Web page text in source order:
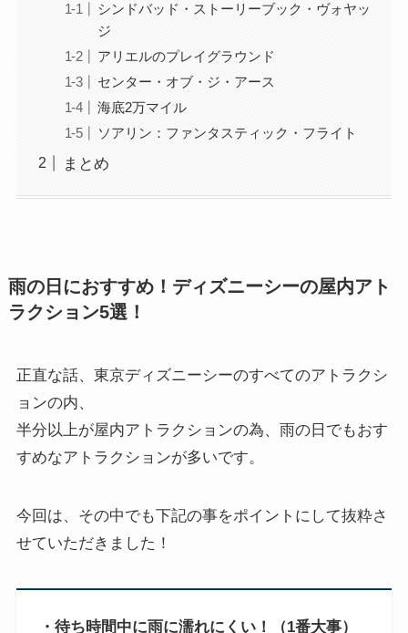
シンドバッド・ストーリーブック・ヴォヤッ
ジ
アリエルのプレイグラウンド
センター・オブ・ジ・アース
海底2万マイル
ソアリン：ファンタスティック・フライト
まとめ
雨の日におすすめ！ディズニーシーの屋内アト
ラクション5選！
正直な話、東京ディズニーシーのすべてのアトラクシ
ョンの内、
半分以上が屋内アトラクションの為、雨の日でもおす
すめなアトラクションが多いです。
今回は、その中でも下記の事をポイントにして抜粋さ
せていただきました！
・待ち時間中に雨に濡れにくい！（1番大事）